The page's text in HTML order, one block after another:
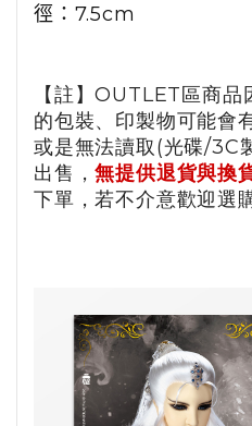
徑：7.5cm
【註】OUTLET區商
的包裝、印製物可能會
或是無法讀取(光碟/3C
出售，無提供退貨與換
下單，若不介意歡迎選